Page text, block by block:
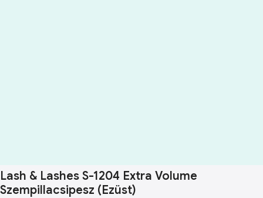
Lash & Lashes S-1204 Extra Volume
Szempillacsipesz (Ezüst)